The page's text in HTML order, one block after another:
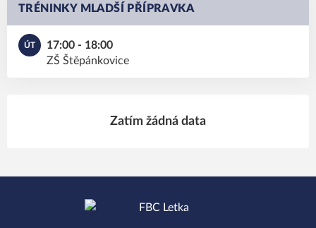
TRÉNINKY MLADŠÍ PŘÍPRAVKA
ÚT
17:00 - 18:00
ZŠ Štěpánkovice
Zatím žádná data